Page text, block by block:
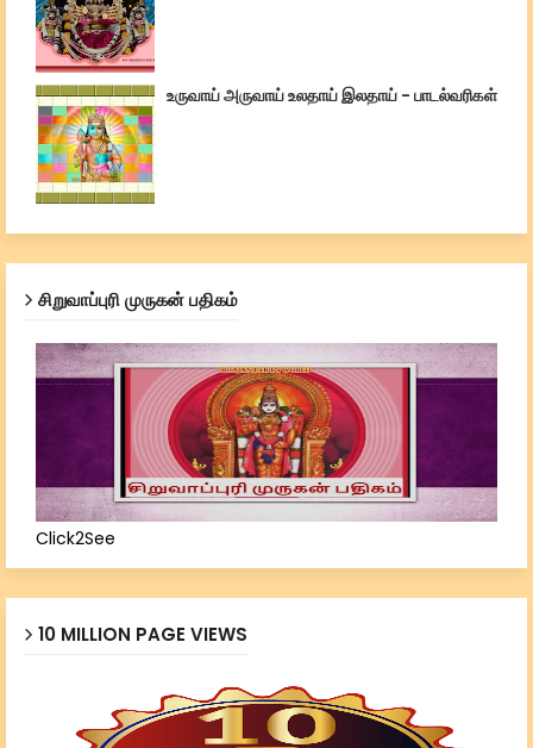
உருவாய் அருவாய் உலதாய் இலதாய் - பாடல்வரிகள்
சிறுவாப்புரி முருகன் பதிகம்
Click2See
10 MILLION PAGE VIEWS